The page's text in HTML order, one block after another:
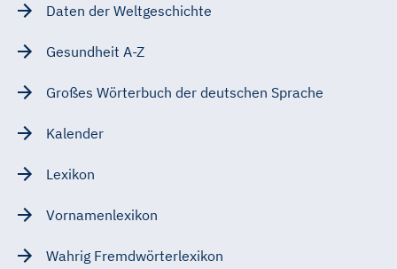
Daten der Weltgeschichte
Gesundheit A-Z
Großes Wörterbuch der deutschen Sprache
Kalender
Lexikon
Vornamenlexikon
Wahrig Fremdwörterlexikon